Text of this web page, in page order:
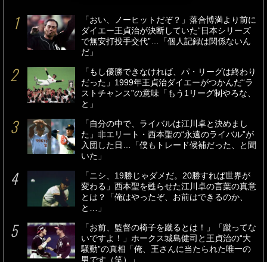
「おい、ノーヒットだぞ？」落合博満より前に
ダイエー王貞治が決断していた“日本シリーズ
で無安打投手交代”…「個人記録は関係ないん
だ」
「もし優勝できなければ、パ・リーグは終わり
だった」1999年王貞治ダイエーがつかんだ“ラ
ストチャンス”の意味「もう1リーグ制やろな、
と」
「自分の中で、ライバルは江川卓と決めまし
た」非エリート・西本聖の“永遠のライバル”が
入団した日…「僕もトレード候補だった、と聞
いた」
「ニシ、19勝じゃダメだ。20勝すれば世界が
変わる」西本聖を甦らせた江川卓の言葉の真意
とは？「俺はやったぞ、お前はできるのか、
と…」
「お前、監督の椅子を蹴るとは！」「蹴ってな
いですよ！」ホークス城島健司と王貞治の“大
騒動”の真相「俺、王さんに当たられた唯一の
男です（笑）」